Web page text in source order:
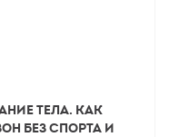
тела. Как
без спорта и